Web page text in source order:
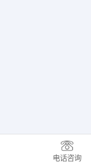
电话咨询